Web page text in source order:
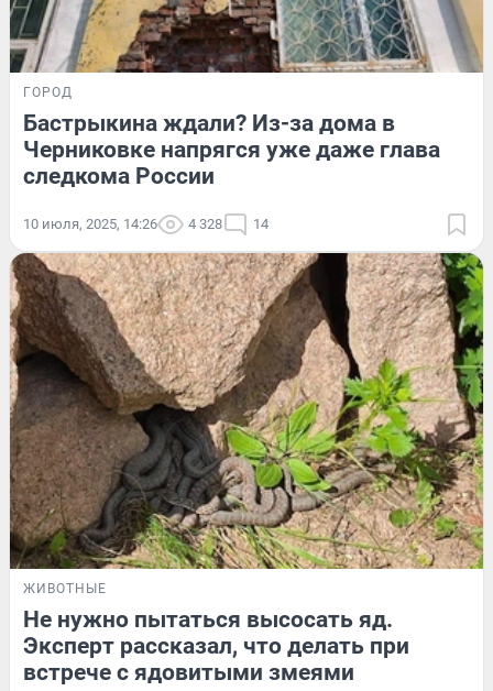
ГОРОД
Бастрыкина ждали? Из-за дома в
Черниковке напрягся уже даже глава
следкома России
10 июля, 2025, 14:26 4 328 14
ЖИВОТНЫЕ
Не нужно пытаться высосать яд.
Эксперт рассказал, что делать при
встрече с ядовитыми змеями